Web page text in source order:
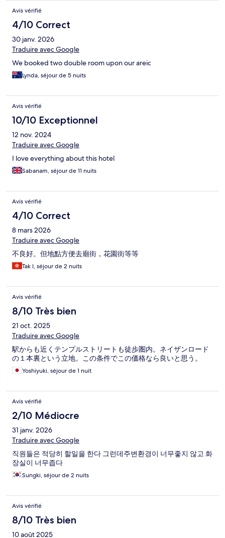
Avis vérifié
4/10 Correct
30 janv. 2026
Traduire avec Google
We booked two double room upon our areic
Lynda, séjour de 5 nuits
Avis vérifié
10/10 Exceptionnel
12 nov. 2024
Traduire avec Google
I love everything about this hotel
Sabanam, séjour de 11 nuits
Avis vérifié
4/10 Correct
8 mars 2026
Traduire avec Google
不良好。但地點方便去廟街，花園街等等
Tak I, séjour de 2 nuits
Avis vérifié
8/10 Très bien
21 oct. 2025
Traduire avec Google
駅からも近くテンプルストリートも徒歩圏内。ネイザンロード
の１本裏という立地。この条件でこの価格なら良いと思う。
Yoshiyuki, séjour de 1 nuit
Avis vérifié
2/10 Médiocre
31 janv. 2026
Traduire avec Google
직원들은 적당히 할일을 한다 그런데주변환경이 너무좋지 않고 화
장실이 너무좁다
Sungki, séjour de 2 nuits
Avis vérifié
8/10 Très bien
10 août 2025